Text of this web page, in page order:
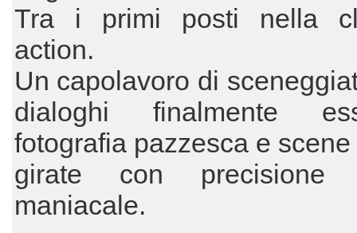
Tra i primi posti nella
action.
Un capolavoro di
dialoghi finalmente
fotografia pazzesca e scene
girate con precisione
maniacale.